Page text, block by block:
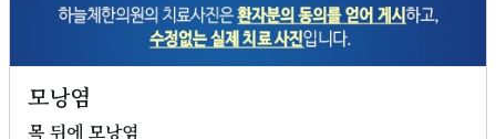
모낭염
목 뒤에 모낭염